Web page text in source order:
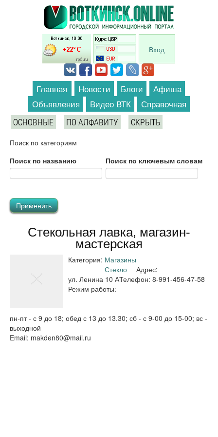
Перейти к основному содержанию
Вход
Главная Новости Блоги
Афиша
Объявления
Видео ВТК Справочная
ОСНОВНЫЕ ПО АЛФАВИТУ СКРЫТЬ
Поиск по категориям
Поиск по названию
Поиск по ключевым словам
Стекольная лавка, магазин-
мастерская
Категория: Магазины
Стекло
Адрес:
ул. Ленина 10 АТелефон: 8-991-456-47-58
Режим работы:
пн-пт - с 9 до 18; обед с 13 до 13.30; сб - с 9-00 до 15-00; вс -
выходной
Email: makden80@mail.ru